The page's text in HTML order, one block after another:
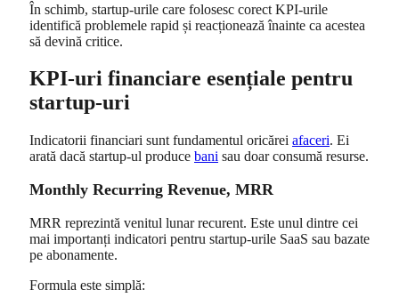
În schimb, startup-urile care folosesc corect KPI-urile
identifică problemele rapid și reacționează înainte ca acestea
să devină critice.
KPI-uri financiare esențiale pentru
startup-uri
Indicatorii financiari sunt fundamentul oricărei afaceri. Ei
arată dacă startup-ul produce bani sau doar consumă resurse.
Monthly Recurring Revenue, MRR
MRR reprezintă venitul lunar recurent. Este unul dintre cei
mai importanți indicatori pentru startup-urile SaaS sau bazate
pe abonamente.
Formula este simplă: